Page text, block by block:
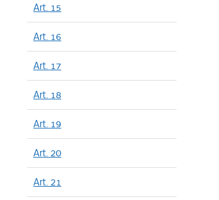
Art. 15
Art. 16
Art. 17
Art. 18
Art. 19
Art. 20
Art. 21